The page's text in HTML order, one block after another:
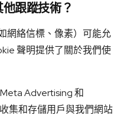
跟蹤技術？
網絡信標、像素）可能允
聲明提供了關於我們使
Advertising 和
集和存儲用戶與我們網站